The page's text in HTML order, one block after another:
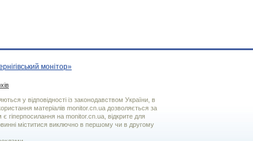
монітор»
у відповідності із законодавством України, в
матерiалiв monitor.cn.ua дозволяється за
гiперпосилання на monitor.cn.ua, відкрите для
міститися виключно в першому чи в другому